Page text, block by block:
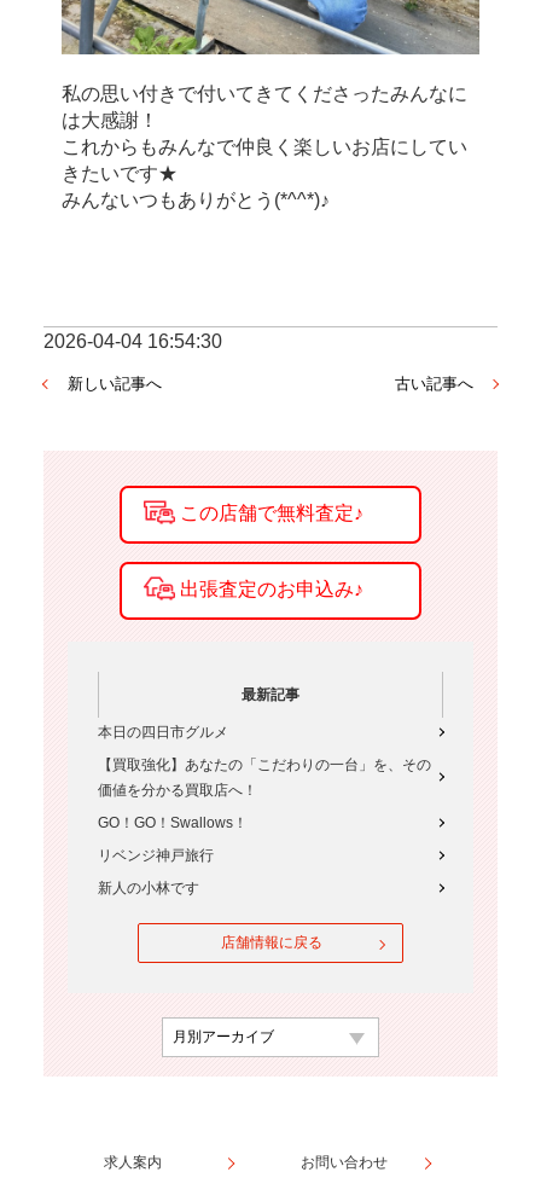
私の思い付きで付いてきてくださったみんなに
は大感謝！
これからもみんなで仲良く楽しいお店にしてい
きたいです★
みんないつもありがとう(*^^*)♪
2026-04-04 16:54:30
新しい記事へ 古い記事へ
最新記事
本日の四日市グルメ
【買取強化】あなたの「こだわりの一台」を、その
価値を分かる買取店へ！
GO！GO！Swallows！
リベンジ神戸旅行
新人の小林です
店舗情報に戻る
求人案内 お問い合わせ